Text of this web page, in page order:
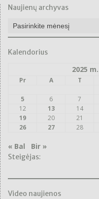
Naujienų archyvas
Naujienų
archyvas
Kalendorius
2025
Pr A T
5
6 7
12
13 14
19
20 21
26
27 28
« Bal Bir »
Steigėjas:
Video naujienos